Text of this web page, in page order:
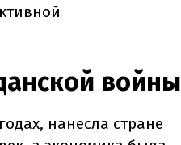
войны
нанесла стране